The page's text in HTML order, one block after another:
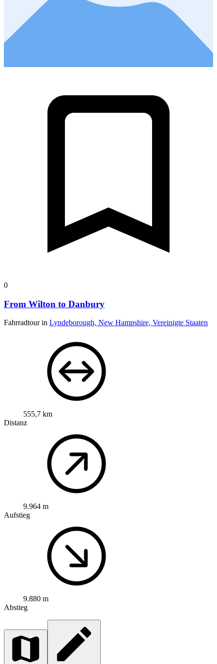
0
From Wilton to Danbury
Fahrradtour in Lyndeborough, New Hampshire, Vereinigte Staaten
555,7 km
Distanz
9.964 m
Aufstieg
9.880 m
Abstieg